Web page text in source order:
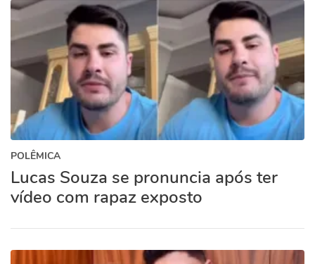
POLÊMICA
Lucas Souza se pronuncia após ter
vídeo com rapaz exposto